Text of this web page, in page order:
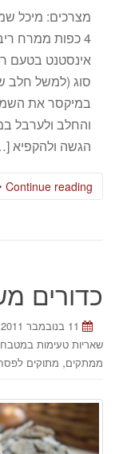
סוג (למשל חלב
במיקסר את
והחלב ולערבל
הגשה ולהקפיא
Continue reading
כדורים
11 בנובמבר 2011
שאריות טעימות
ממתקים, מתוקים